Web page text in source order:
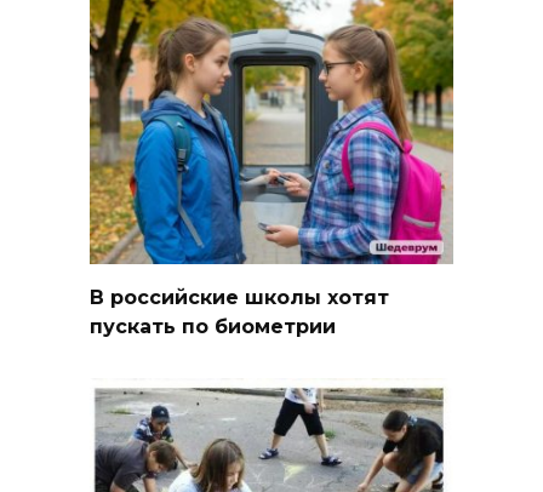
В российские школы хотят
пускать по биометрии